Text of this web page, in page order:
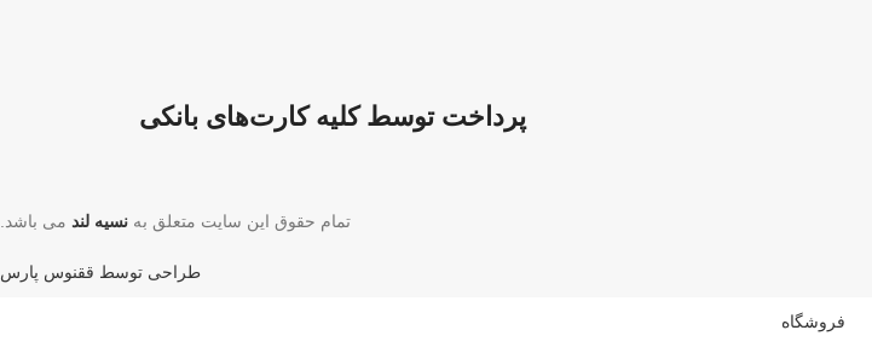
پرداخت توسط کلیه کارت‌های بانکی
تمام حقوق این سایت متعلق به نسیه لند می باشد.
طراحی توسط ققنوس پارس
فروشگاه